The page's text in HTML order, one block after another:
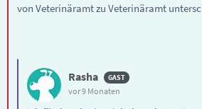
von Veterinäramt zu Veterinäramt
Rasha
vor 9 Monaten